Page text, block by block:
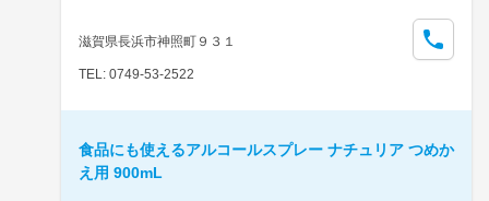
滋賀県長浜市神照町９３１
TEL: 0749-53-2522
食品にも使えるアルコールスプレー ナチュリア つめか
え用 900mL